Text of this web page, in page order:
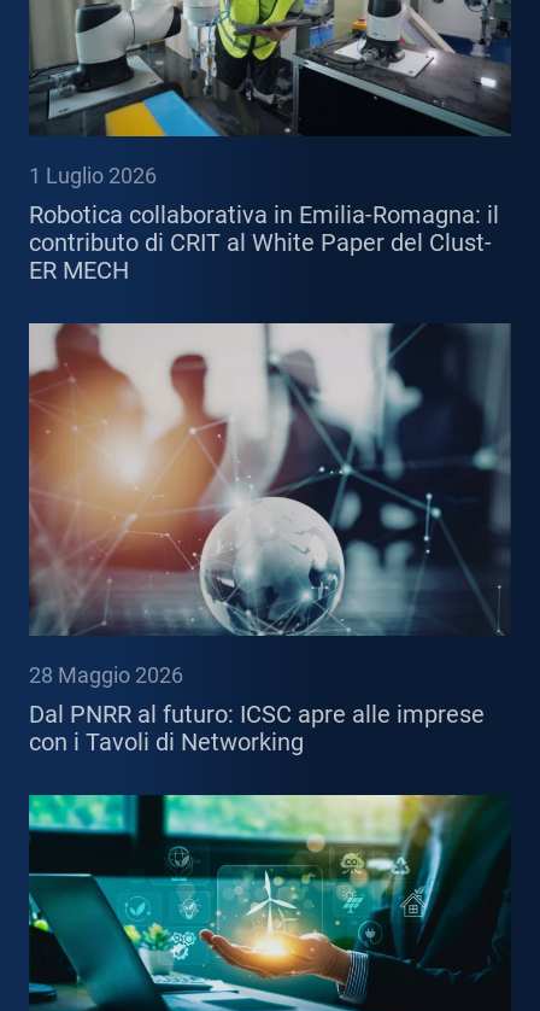
1 Luglio 2026
Robotica collaborativa in Emilia-Romagna: il
contributo di CRIT al White Paper del Clust-
ER MECH
28 Maggio 2026
Dal PNRR al futuro: ICSC apre alle imprese
con i Tavoli di Networking